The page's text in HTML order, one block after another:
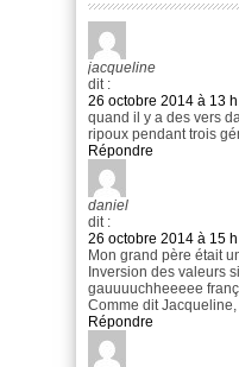
jacqueline
dit :
26 octobre 2014 à 13
quand il y a des vers
ripoux pendant trois
Répondre
daniel
dit :
26 octobre 2014 à 15
Mon grand père était
Inversion des valeurs
gauuuuchheeeee
Comme dit
Répondre